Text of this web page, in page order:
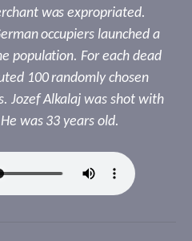
was expropriated.
occupiers launched a
population. For each dead
100 randomly chosen
Jozef Alkalaj was shot with
was 33 years old.